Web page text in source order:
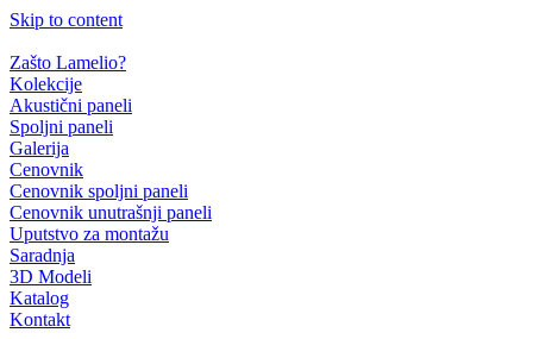
Skip to content
Zašto Lamelio?
Kolekcije
Akustični paneli
Spoljni paneli
Galerija
Cenovnik
Cenovnik spoljni paneli
Cenovnik unutrašnji paneli
Uputstvo za montažu
Saradnja
3D Modeli
Katalog
Kontakt